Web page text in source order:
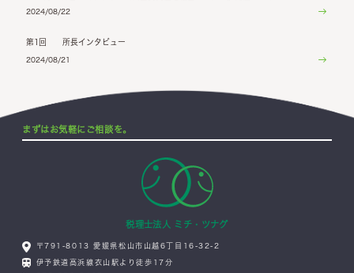
2024/08/22
第1回 所長インタビュー
2024/08/21
まずはお気軽にご相談を。
税理士法人 ミチ・ツナグ
〒791-8013 愛媛県松山市山越6丁目16-32-2
伊予鉄道高浜線衣山駅より徒歩17分